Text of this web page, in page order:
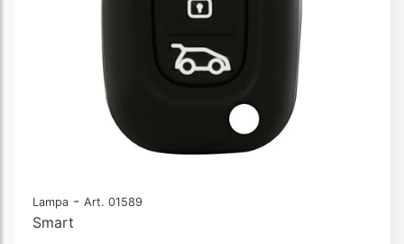
Lampa - Art. 01589
Smart